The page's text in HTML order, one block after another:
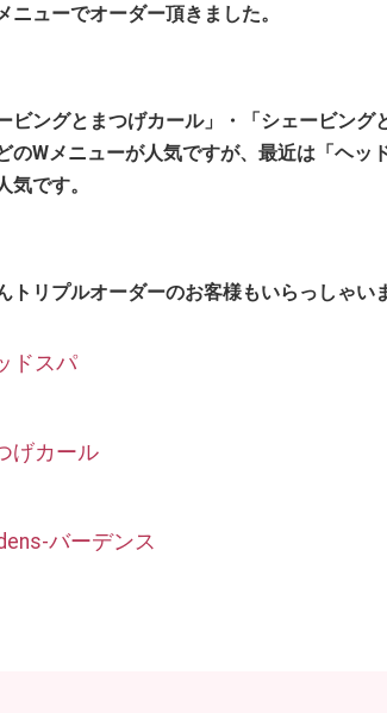
ニューでオーダー頂きました。
ビングとまつげカール」・「シェービン
のWメニューが人気ですが、最近は「ヘッ
気です。
トリプルオーダーのお客様もいらっしゃい
ドスパ
げカール
バーデンス